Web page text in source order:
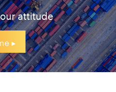
attitude
▸